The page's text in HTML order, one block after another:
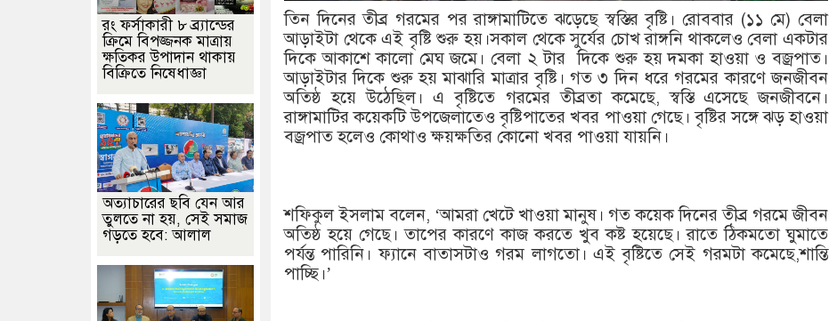
তিন দিনের তীব্র গরমের পর রাঙ্গামাটিতে ঝড়েছে স্বস্তির বৃষ্টি। রোববার (১১ মে) বেলা
আড়াইটা থেকে এই বৃষ্টি শুরু হয়।সকাল থেকে সুর্যের চোখ রাঙ্গনি থাকলেও বেলা একটার
দিকে আকাশে কালো মেঘ জমে। বেলা ২ টার দিকে শুরু হয় দমকা হাওয়া ও বজ্রপাত।
আড়াইটার দিকে শুরু হয় মাঝারি মাত্রার বৃষ্টি। গত ৩ দিন ধরে গরমের কারণে জনজীবন
অতিষ্ঠ হয়ে উঠেছিল। এ বৃষ্টিতে গরমের তীব্রতা কমেছে, স্বস্তি এসেছে জনজীবনে।
রাঙ্গামাটির কয়েকটি উপজেলাতেও বৃষ্টিপাতের খবর পাওয়া গেছে। বৃষ্টির সঙ্গে ঝড় হাওয়া
বজ্রপাত হলেও কোথাও ক্ষয়ক্ষতির কোনো খবর পাওয়া যায়নি।
শফিকুল ইসলাম বলেন, ‘আমরা খেটে খাওয়া মানুষ। গত কয়েক দিনের তীব্র গরমে জীবন
অতিষ্ঠ হয়ে গেছে। তাপের কারণে কাজ করতে খুব কষ্ট হয়েছে। রাতে ঠিকমতো ঘুমাতে
পর্যন্ত পারিনি। ফ্যানে বাতাসটাও গরম লাগতো। এই বৃষ্টিতে সেই গরমটা কমেছে,শান্তি
পাচ্ছি।’
রং ফর্সাকারী ৮ ব্র্যান্ডের
ক্রিমে বিপজ্জনক মাত্রায়
ক্ষতিকর উপাদান থাকায়
বিক্রিতে নিষেধাজ্ঞা
অত্যাচারের ছবি যেন আর
তুলতে না হয়, সেই সমাজ
গড়তে হবে: আলাল